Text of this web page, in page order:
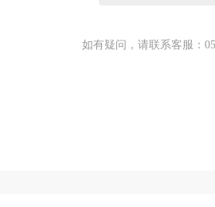
如有疑问，请联系客服：